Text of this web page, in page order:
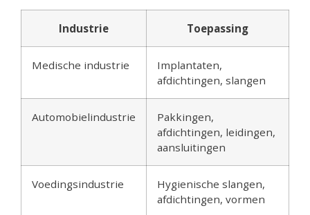
Industrie Toepassing
Medische industrie
Implantaten,
afdichtingen, slangen
Automobielindustrie
Pakkingen,
afdichtingen, leidingen,
aansluitingen
Voedingsindustrie
Hygienische slangen,
afdichtingen, vormen